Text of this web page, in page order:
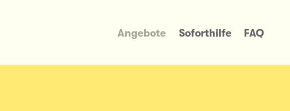
Angebote Soforthilfe FAQ